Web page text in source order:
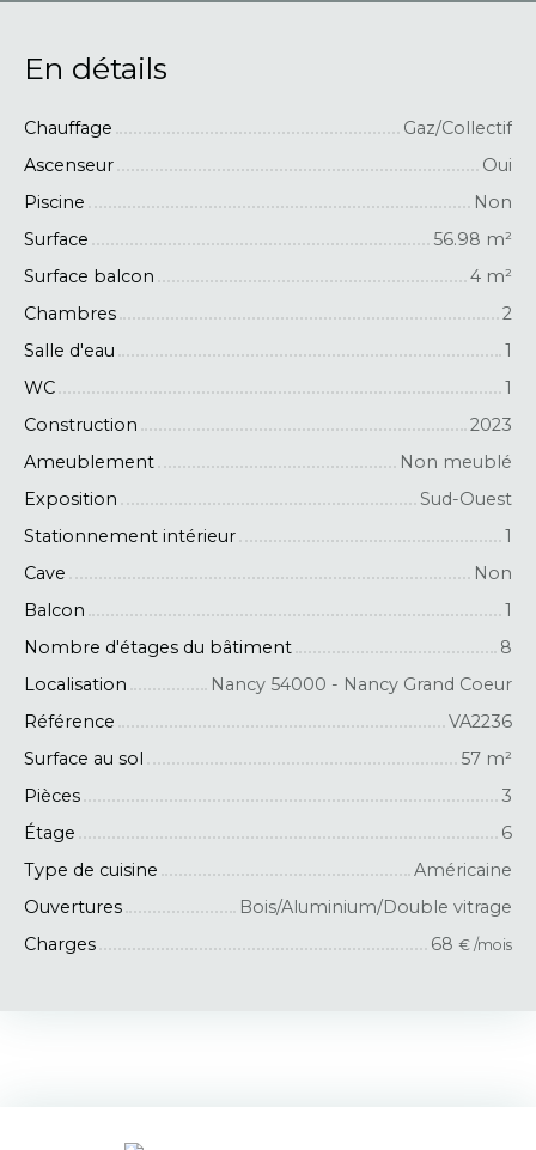
En détails
Chauffage
Gaz/Collectif
Ascenseur
Oui
Piscine
Non
Surface
56.98 m²
Surface balcon
4 m²
Chambres
2
Salle d'eau
1
WC
1
Construction
2023
Ameublement
Non meublé
Exposition
Sud-Ouest
Stationnement intérieur
1
Cave
Non
Balcon
1
Nombre d'étages du bâtiment
8
Localisation
Nancy 54000 - Nancy Grand Coeur
Référence
VA2236
Surface au sol
57 m²
Pièces
3
Étage
6
Type de cuisine
Américaine
Ouvertures
Bois/Aluminium/Double vitrage
Charges
68 € /mois